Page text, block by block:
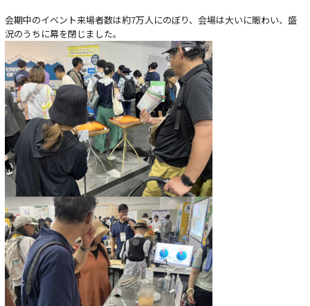
会期中のイベント来場者数は約7万人にのぼり、会場は大いに賑わい、盛
況のうちに幕を閉じました。